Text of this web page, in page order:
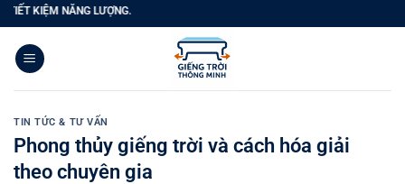
Bỏ
qua
nội
dung
LƯỢNG.
TIN TỨC & TƯ VẤN
Phong thủy giếng trời và cách hóa giải
theo chuyên gia